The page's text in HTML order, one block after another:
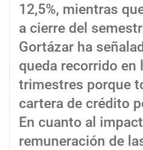
12,5%, mientras
a cierre del
Gortázar ha
queda recorrido en
trimestres porque
cartera de crédito
En cuanto al
remuneración de